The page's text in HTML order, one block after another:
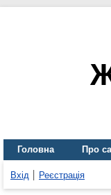
Головна Про
Вхід Реєстрація